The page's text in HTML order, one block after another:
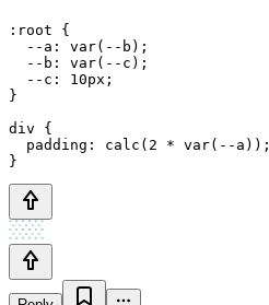
:root {
  --a: var(--b);
  --b: var(--c);
  --c: 10px;
}
div {
  padding: calc(2 * var(--a));
}